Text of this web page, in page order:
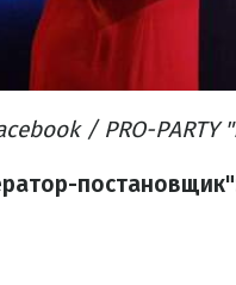
/ PRO-PARTY